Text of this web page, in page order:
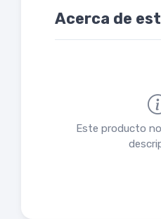
Acerca de
Este producto